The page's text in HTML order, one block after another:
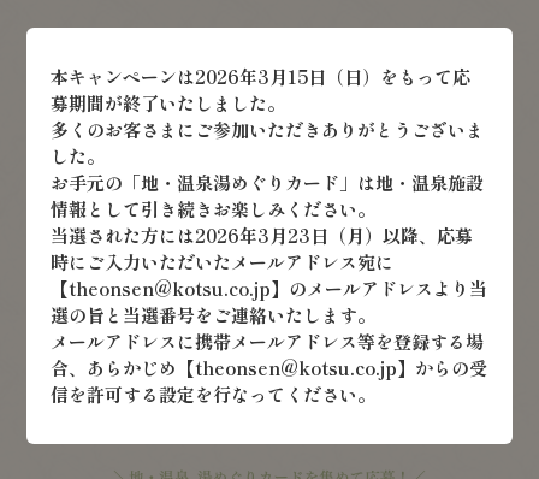
本キャンペーンは2026年3月15日（日）をもって応
募期間が終了いたしました。
多くのお客さまにご参加いただきありがとうございま
した。
お手元の「地・温泉湯めぐりカード」は地・温泉施設
情報として引き続きお楽しみください。
当選された方には2026年3月23日（月）以降、応募
時にご入力いただいたメールアドレス宛に
【theonsen@kotsu.co.jp】のメールアドレスより当
選の旨と当選番号をご連絡いたします。
メールアドレスに携帯メールアドレス等を登録する場
合、 あらかじめ【theonsen@kotsu.co.jp】からの受
信を許可する設定を行なってください。